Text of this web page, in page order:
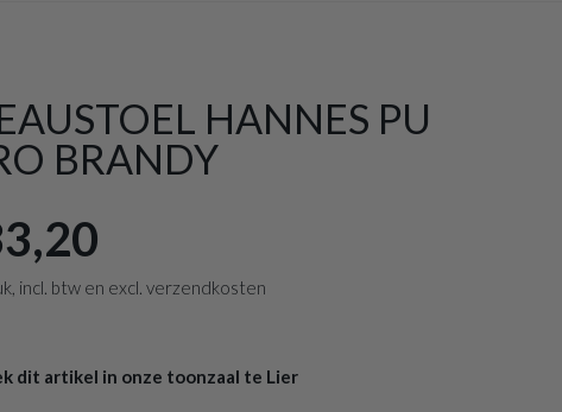
HANNES PU
BRANDY
incl. btw en excl. verzendkosten
dit artikel in onze toonzaal te Lier